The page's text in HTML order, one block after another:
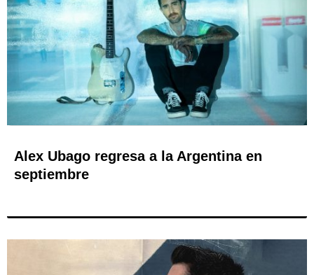
Alex Ubago regresa a la Argentina en
septiembre